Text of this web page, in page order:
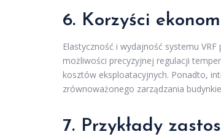
6. Korzyści
Elastyczność i wydajność systemu
możliwości precyzyjnej regulacji
kosztów eksploatacyjnych. Ponadto,
zrównoważonego zarządzania
7. Przykłady